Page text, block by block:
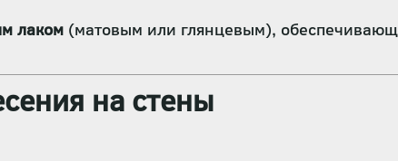
лаком (матовым или глянцевым),
на стены